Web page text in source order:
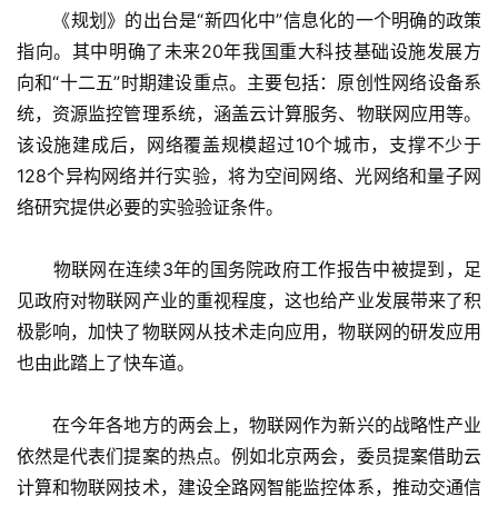
《规划》的出台是“新四化中”信息化的一个明确的政策
指向。其中明确了未来20年我国重大科技基础设施发展方
向和“十二五”时期建设重点。主要包括：原创性网络设备系
统，资源监控管理系统，涵盖云计算服务、物联网应用等。
该设施建成后，网络覆盖规模超过10个城市，支撑不少于
128个异构网络并行实验，将为空间网络、光网络和量子网
络研究提供必要的实验验证条件。
物联网在连续3年的国务院政府工作报告中被提到，足
见政府对物联网产业的重视程度，这也给产业发展带来了积
极影响，加快了物联网从技术走向应用，物联网的研发应用
也由此踏上了快车道。
在今年各地方的两会上，物联网作为新兴的战略性产业
依然是代表们提案的热点。例如北京两会，委员提案借助云
计算和物联网技术，建设全路网智能监控体系，推动交通信